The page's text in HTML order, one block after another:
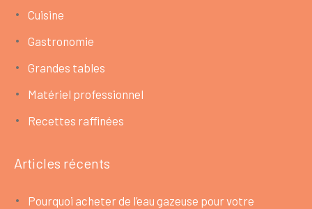
Cuisine
Gastronomie
Grandes tables
Matériel professionnel
Recettes raffinées
Articles récents
Pourquoi acheter de l’eau gazeuse pour votre